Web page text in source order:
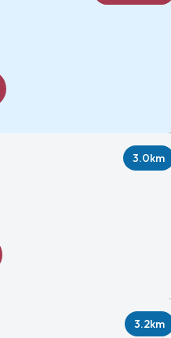
3.0km
3.2km